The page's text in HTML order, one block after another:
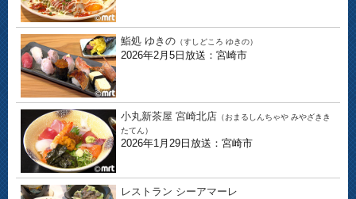
鮨処 ゆきの （すしどころ ゆきの）
2026年2月5日放送：宮崎市
小丸新茶屋 宮崎北店 （おまるしんちゃや みやざきき
たてん）
2026年1月29日放送：宮崎市
レストラン シーアマーレ